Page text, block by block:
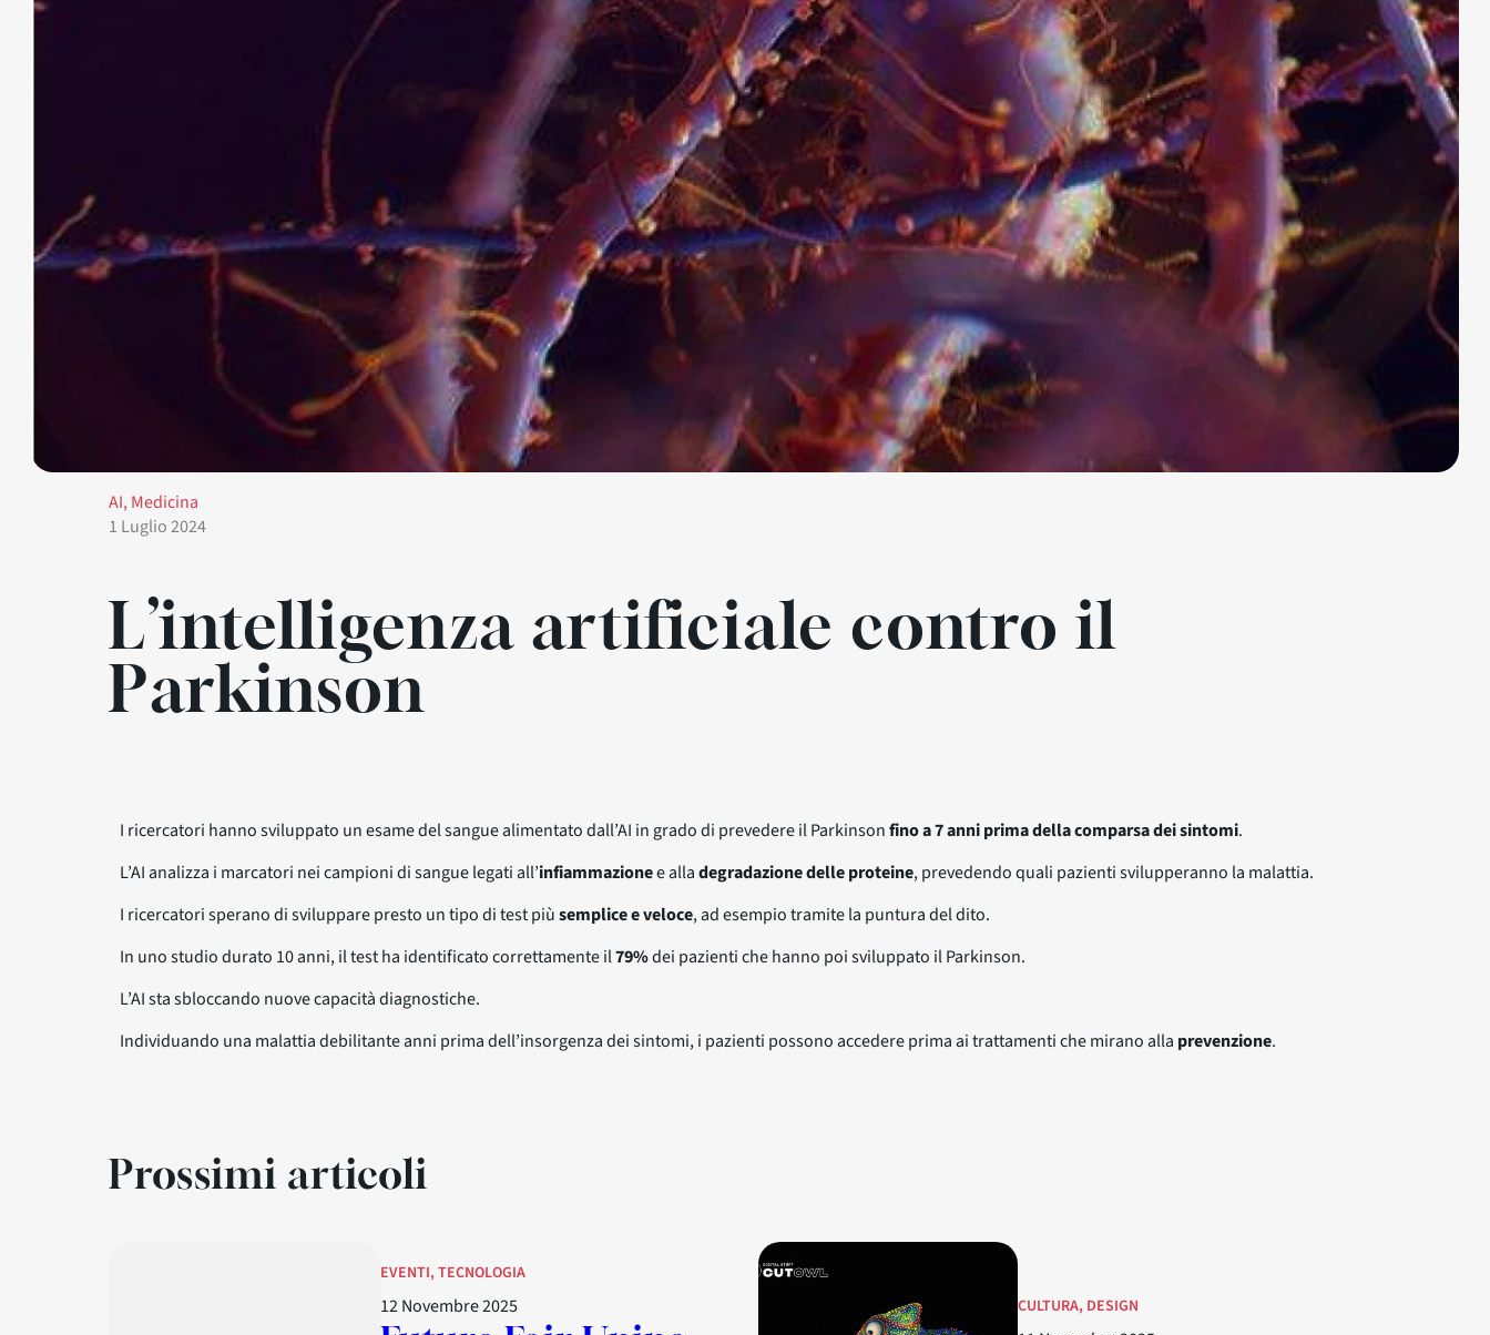
AI, Medicina
1 Luglio 2024
L’intelligenza artificiale contro il
Parkinson
I ricercatori hanno sviluppato un esame del sangue alimentato dall’AI in grado di prevedere il Parkinsonfino a 7 anni prima della comparsa dei sintomi.
L’AI analizza i marcatori nei campioni di sangue legati all’infiammazionee alladegradazione delle proteine, prevedendo quali pazienti svilupperanno la malattia.
I ricercatori sperano di sviluppare presto un tipo di test piùsemplice e veloce, ad esempio tramite la puntura del dito.
In uno studio durato 10 anni, il test ha identificato correttamente il79%dei pazienti che hanno poi sviluppato il Parkinson.
L’AI sta sbloccando nuove capacità diagnostiche.
Individuando una malattia debilitante anni prima dell’insorgenza dei sintomi, i pazienti possono accedere prima ai trattamenti che mirano alla prevenzione.
Prossimi articoli
EVENTI, TECNOLOGIA
12 Novembre 2025 CULTURA, DESIGN